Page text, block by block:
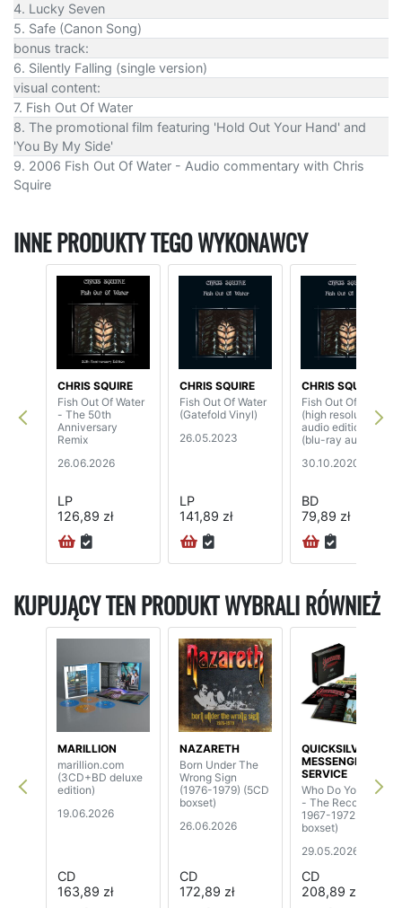
4. Lucky Seven
5. Safe (Canon Song)
bonus track:
6. Silently Falling (single version)
visual content:
7. Fish Out Of Water
8. The promotional film featuring 'Hold Out Your Hand' and
'You By My Side'
9. 2006 Fish Out Of Water - Audio commentary with Chris
Squire
INNE PRODUKTY TEGO WYKONAWCY
CHRIS SQUIRE
Fish Out Of Water
- The 50th
Anniversary
Remix
26.06.2026
LP
126,89 zł
CHRIS SQUIRE
Fish Out Of Water
(Gatefold Vinyl)
26.05.2023
LP
141,89 zł
CHRIS SQUIRE
Fish Out Of Water
(high resolution
audio edition)
(blu-ray audio)
30.10.2020
BD
79,89 zł
KUPUJĄCY TEN PRODUKT WYBRALI RÓWNIEŻ
MARILLION
marillion.com
(3CD+BD deluxe
edition)
19.06.2026
CD
163,89 zł
NAZARETH
Born Under The
Wrong Sign
(1976-1979) (5CD
boxset)
26.06.2026
CD
172,89 zł
QUICKSILVER
MESSENGER
SERVICE
Who Do You Love
- The Recordings
1967-1972 (7CD
boxset)
29.05.2026
CD
208,89 zł